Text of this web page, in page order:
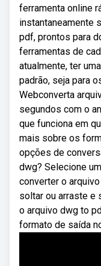
ferramenta online
instantaneamente
pdf, prontos para
ferramentas de
atualmente, ter
padrão, seja para
Webconverta
segundos com o
que funciona em
mais sobre os
opções de
dwg? Selecione
converter o
soltar ou arraste e
o arquivo dwg to
formato de saída